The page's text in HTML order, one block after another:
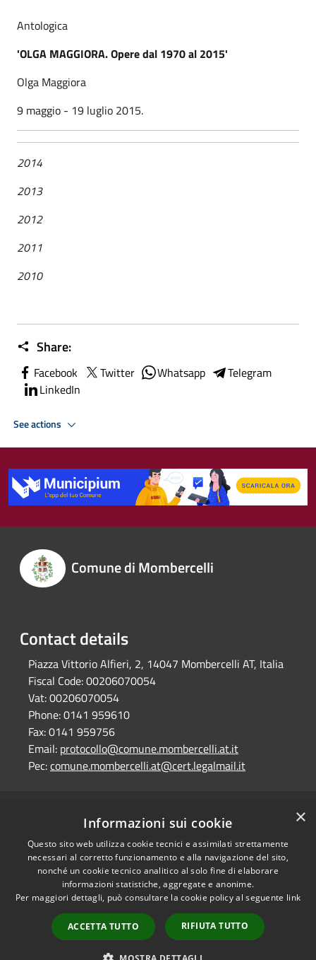
Antologica
'OLGA MAGGIORA. Opere dal 1970 al 2015'
Olga Maggiora
9 maggio - 19 luglio 2015.
2014
2013
2012
2011
2010
Share:
Facebook Twitter Whatsapp
Telegram
LinkedIn
See actions
Comune di Mombercelli
Contact details
Piazza Vittorio Alfieri, 2, 14047 Mombercelli AT, Italia
Fiscal Code:00206070054
Vat:00206070054
Phone:0141 959610
Fax:0141 959756
Email: protocollo@comune.mombercelli.at.it
Pec:comune.mombercelli.at@cert.legalmail.it
Privacy
Cookie
Dati fiscali e codici
fatturazione
Dichiarazione di
Comune convenzionato
Astigov
Progetto|Convenzione
Adesioni
Accesso redazione
×
Informazioni sui cookie
Questo sito web utilizza cookie tecnici e assimilati strettamente
necessari al corretto funzionamento e alla navigazione del sito,
nonché un cookie tecnico analitico al solo fine di elaborare
informazioni statistiche, aggregate e anonime.
Per maggiori dettagli, può consultare la cookie policy al seguente link
ACCETTA TUTTO RIFIUTA TUTTO